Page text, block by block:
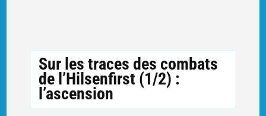
Sur les traces des combats
de l’Hilsenfirst (1/2) :
l’ascension